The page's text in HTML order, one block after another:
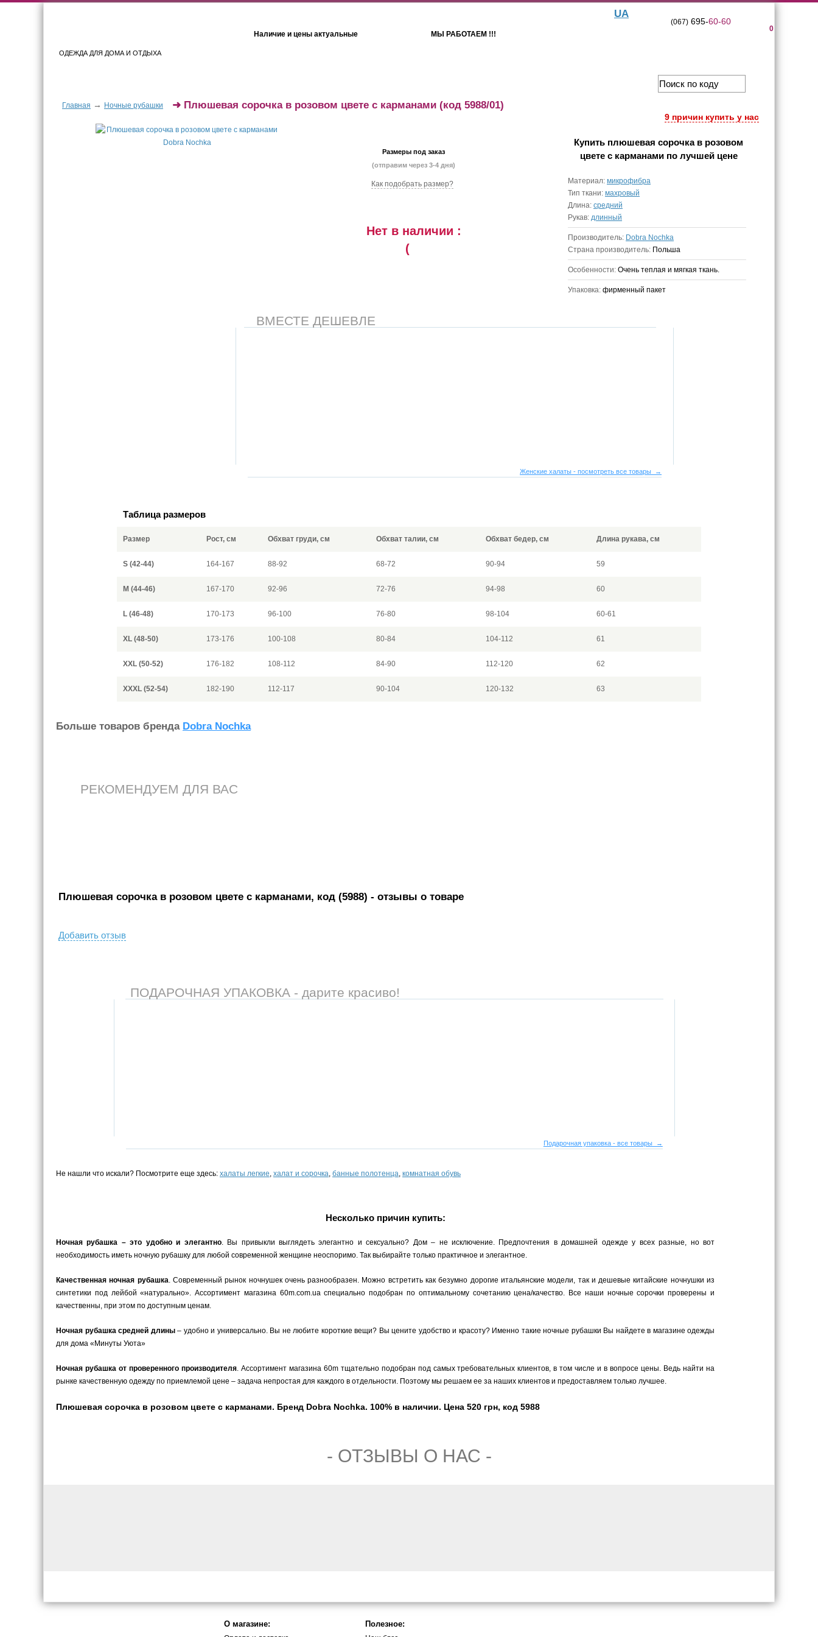
ОДЕЖДА ДЛЯ ДОМА И ОТДЫХА
Наличие и цены актуальные МЫ РАБОТАЕМ !!!
UA
0
(067)695-60-60
Главная → Ночные рубашки
9 причин купить у нас
➜ Плюшевая сорочка в розовом цвете с карманами (код 5988/01)
Размеры под заказ
(отправим через 3-4 дня)
Как подобрать размер?
Нет в наличии :
(
Купить плюшевая сорочка в розовом
цвете с карманамипо лучшей цене
Материал: микрофибра
Тип ткани: махровый
Длина: средний
Рукав: длинный
Производитель: Dobra Nochka
Страна производитель: Польша
Особенности: Очень теплая и мягкая ткань.
Упаковка: фирменный пакет
ВМЕСТЕ ДЕШЕВЛЕ
Женские халаты - посмотреть все товары →
Таблица размеров
Размер Рост, см Обхват груди, см Обхват талии, см Обхват бедер, см Длина рукава, см
S (42-44) 164-167 88-92 68-72 90-94 59
M (44-46) 167-170 92-96 72-76 94-98 60
L (46-48) 170-173 96-100 76-80 98-104 60-61
XL (48-50) 173-176 100-108 80-84 104-112 61
XXL (50-52) 176-182 108-112 84-90 112-120 62
XXXL (52-54) 182-190 112-117 90-104 120-132 63
Больше товаров бренда Dobra Nochka
РЕКОМЕНДУЕМ ДЛЯ ВАС
Плюшевая сорочка в розовом цвете с карманами, код (5988) - отзывы о товаре
Добавить отзыв
ПОДАРОЧНАЯ УПАКОВКА - дарите красиво!
Подарочная упаковка - все товары →
Не нашли что искали? Посмотрите еще здесь: халаты легкие, халат и сорочка, банные полотенца, комнатная обувь
Несколько причин купить:
Ночная рубашка – это удобно и элегантно. Вы привыкли выглядеть элегантно и сексуально? Дом – не исключение. Предпочтения в домашней одежде у всех разные, но вот
необходимость иметь ночную рубашку для любой современной женщине неоспоримо. Так выбирайте только практичное и элегантное.
Качественная ночная рубашка. Современный рынок ночнушек очень разнообразен. Можно встретить как безумно дорогие итальянские модели, так и дешевые китайские ночнушки из
синтетики под лейбой «натурально». Ассортимент магазина 60m.com.ua специально подобран по оптимальному сочетанию цена/качество. Все наши ночные сорочки проверены и
качественны, при этом по доступным ценам.
Ночная рубашка средней длины– удобно и универсально. Вы не любите короткие вещи? Вы цените удобство и красоту? Именно такие ночные рубашки Вы найдете в магазине одежды
для дома «Минуты Уюта»
Ночная рубашка от проверенного производителя. Ассортимент магазина 60m тщательно подобран под самых требовательных клиентов, в том числе и в вопросе цены. Ведь найти на
рынке качественную одежду по приемлемой цене – задача непростая для каждого в отдельности. Поэтому мы решаем ее за наших клиентов и предоставляем только лучшее.
Плюшевая сорочка в розовом цвете с карманами. Бренд Dobra Nochka. 100% в наличии. Цена 520 грн, код 5988
- ОТЗЫВЫ О НАС -
О магазине: Полезное: